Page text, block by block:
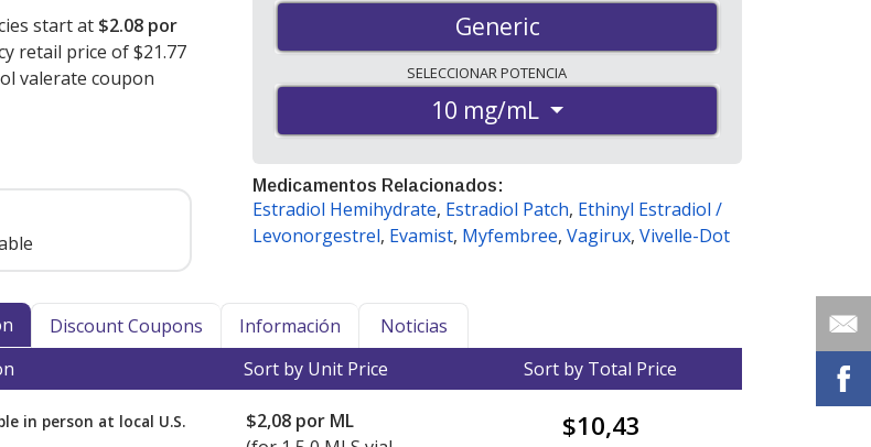
start at $2.08 por
retail price of $21.77
valerate coupon
Generic
SELECCIONARPOTENCIA
10 mg/mL
Medicamentos Relacionados:
Estradiol Hemihydrate, Estradiol Patch, Ethinyl Estradiol /
Levonorgestrel, Evamist, Myfembree, Vagirux, Vivelle-Dot
Discount Coupons Información
Noticias
Sort by Unit Price Sort by Total Price
in person at local U.S.
$2,08 por ML
$10,43